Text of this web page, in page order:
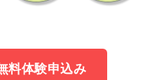
料体験申込み